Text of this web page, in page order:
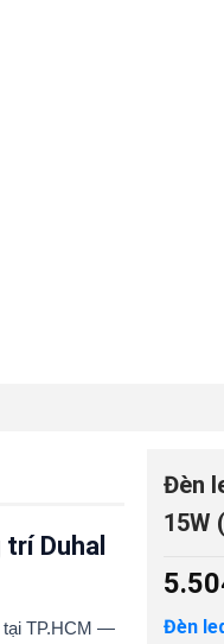
Duhal
tại TP.HCM —
Đèn
15W
Đèn